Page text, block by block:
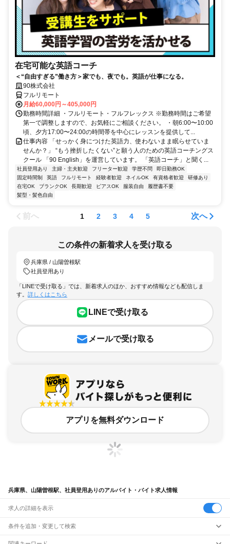
在宅可能な英語コーチ
＜“自由すぎる”働き方＞家でも、夜でも。英語が仕事になる。
90株式会社
フルリモート
月給60,000円～405,000円
勤務時間詳細 ・フルリモート・フルフレックス ※勤務時間はご希望
第一で調整しますので、お気軽にご相談ください。 ・朝6:00〜10:00
頃、夕方17:00〜24:00の時間帯を中心にレッスンを提供して...
仕事内容 「せっかく身につけた英語力、使わないまま眠らせていま
せんか？」 “もう挫折したくない”と願う人のための英語コーチングス
クール 「90 English」を運営しています。 「英語コーチ」と聞く...
社員登用あり 主婦・主夫歓迎 フリーター歓迎 学歴不問
即日勤務OK
固定時間制
英語 フルリモート 経験者歓迎 ネイルOK 有資格者歓迎
研修あり
在宅OK
ブランクOK 長期歓迎 ピアスOK 服装自由
履歴書不要
髪型・髪色自由
前へ 1 2 3 4 5 次へ
この条件の新着求人を受け取る
兵庫県 / 山陽曽根駅
社員登用あり
「LINEで受け取る」では、新着求人のほか、おすすめ情報なども配信しま
す。 詳しくはこちら
LINEで受け取る
メールで受け取る
アプリを無料ダウンロード
兵庫県、山陽曽根駅、社員登用ありのアルバイト・バイト求人情報
求人の詳細を表示
条件を追加・変更して検索